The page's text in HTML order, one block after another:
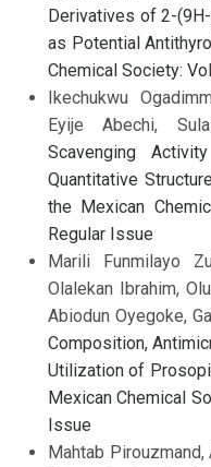
Derivatives of 2-
as Potential
Chemical Society:
Ikechukwu
Eyije Abechi,
Scavenging
Quantitative
the Mexican
Regular Issue
Marili Funmilayo
Olalekan Ibrahim,
Abiodun Oyegoke,
Composition,
Utilization of
Mexican Chemical
Issue
Mahtab Pirouzmand,